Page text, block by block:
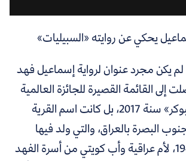
يحكي عن روايته «السبيليات»
يكن مجرد عنوان لرواية إسماعيل فهد
إلى القائمة القصيرة للجائزة العالمية
للرواية العربية «البوكر» سنة 2017، بل كانت اسم القرية
البصرة بالعراق، والتي ولد فيها
إسماعيل سنة 1940، لأم عراقية وأب كويتي من أسرة الفهد